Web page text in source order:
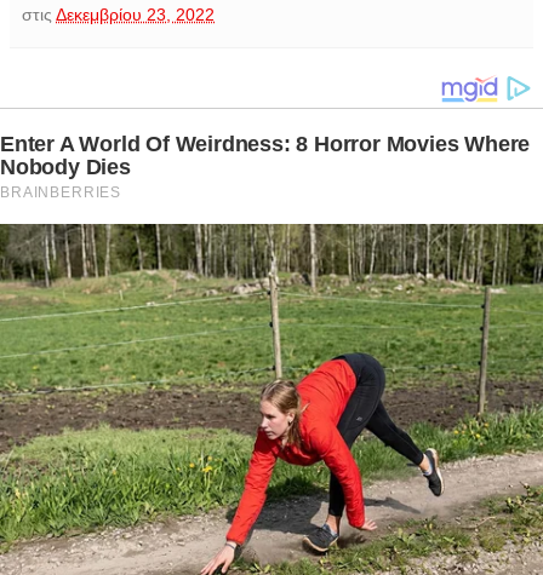
στις Δεκεμβρίου 23, 2022